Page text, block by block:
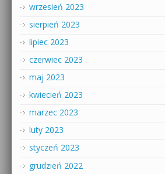
wrzesień 2023
sierpień 2023
lipiec 2023
czerwiec 2023
maj 2023
kwiecień 2023
marzec 2023
luty 2023
styczeń 2023
grudzień 2022